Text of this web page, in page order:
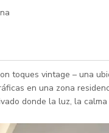
toques vintage – una
en una zona
donde la luz, la
elementos vintage